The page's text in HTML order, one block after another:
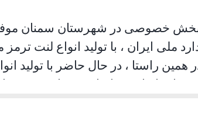
ستان سمنان
استاندارد ملی ایران ، با تولید انواع
راستا ، در حال حاضر با تولید
واستاندارد در ایران می باشد
باشد